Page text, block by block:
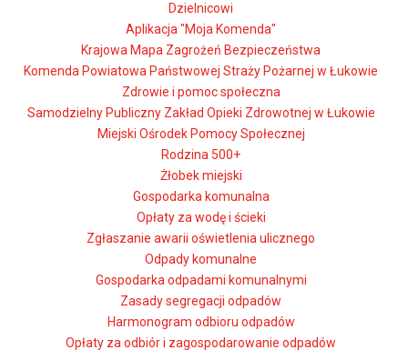
Dzielnicowi
Aplikacja "Moja Komenda"
Krajowa Mapa Zagrożeń Bezpieczeństwa
Komenda Powiatowa Państwowej Straży Pożarnej w Łukowie
Zdrowie i pomoc społeczna
Samodzielny Publiczny Zakład Opieki Zdrowotnej w Łukowie
Miejski Ośrodek Pomocy Społecznej
Rodzina 500+
Żłobek miejski
Gospodarka komunalna
Opłaty za wodę i ścieki
Zgłaszanie awarii oświetlenia ulicznego
Odpady komunalne
Gospodarka odpadami komunalnymi
Zasady segregacji odpadów
Harmonogram odbioru odpadów
Opłaty za odbiór i zagospodarowanie odpadów